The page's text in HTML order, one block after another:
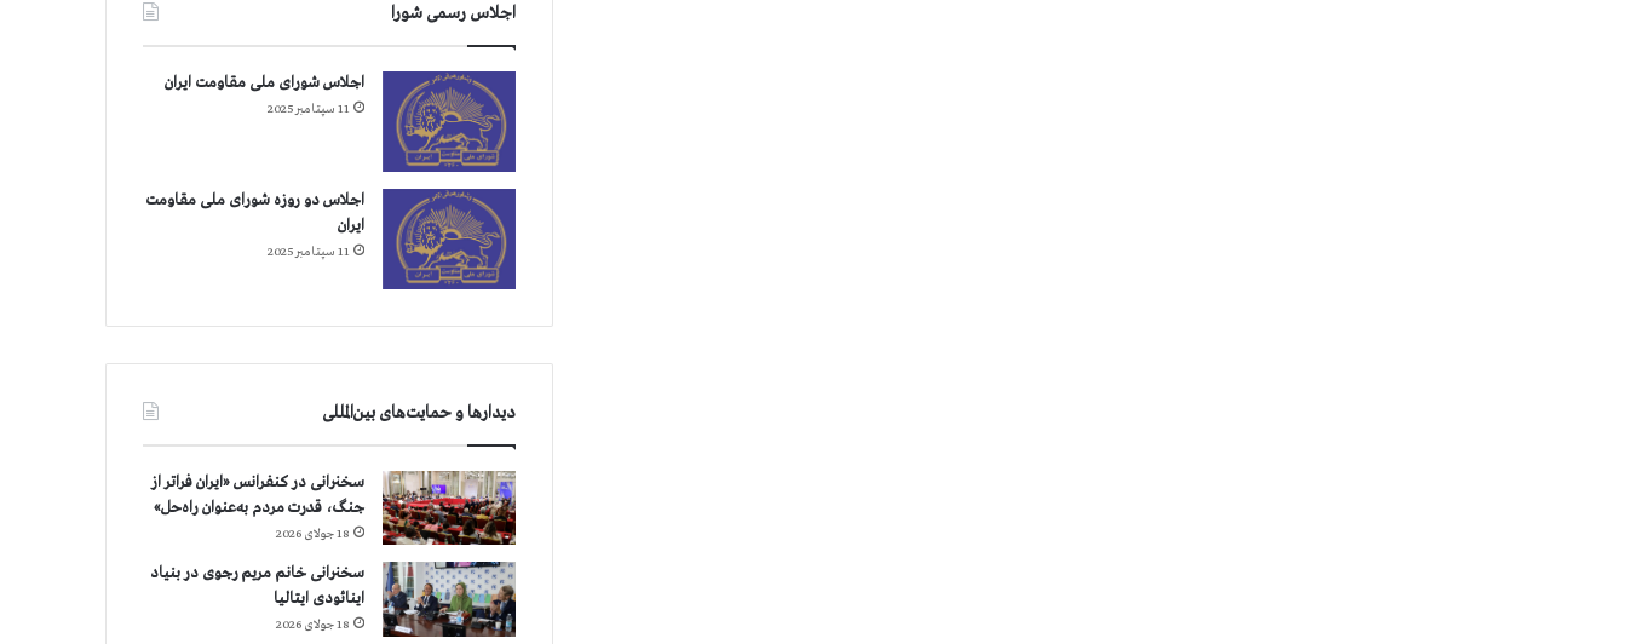
اجلاس رسمی شورا
اجلاس شورای ملی مقاومت ایران
11 سپتامبر 2025
اجلاس دو روزه شورای ملی مقاومت
ایران
11 سپتامبر 2025
دیدارها و حمایت‌های بین‌المللی
سخنرانی در کنفرانس «ایران فراتر از
جنگ، قدرت مردم به‌عنوان راه‌حل»
18 جولای 2026
سخنرانی خانم مریم رجوی در بنیاد
اینائودی ایتالیا
18 جولای 2026